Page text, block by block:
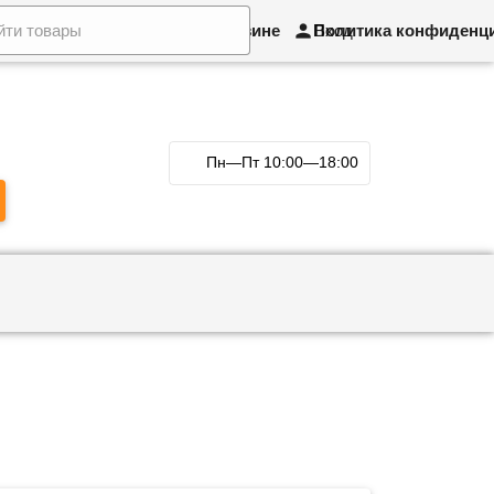
товара и обмен О магазине Политика
Вход
Пн—Пт 10:00—18:00